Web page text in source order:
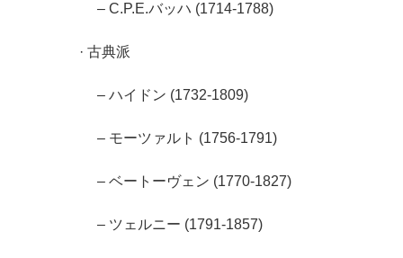
– C.P.E.バッハ (1714-1788)
· 古典派
– ハイドン (1732-1809)
– モーツァルト (1756-1791)
– ベートーヴェン (1770-1827)
– ツェルニー (1791-1857)